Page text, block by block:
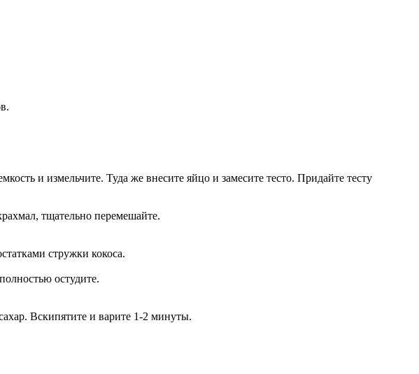
и измельчите. Туда же внесите яйцо и замесите тесто. Придайте тесту
тщательно перемешайте.
стружки кокоса.
остудите.
Вскипятите и варите 1-2 минуты.